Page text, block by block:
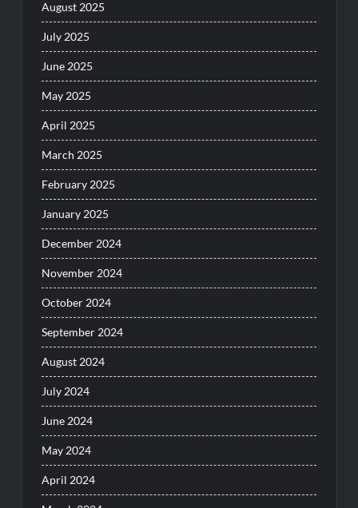
August 2025
July 2025
June 2025
May 2025
April 2025
March 2025
February 2025
January 2025
December 2024
November 2024
October 2024
September 2024
August 2024
July 2024
June 2024
May 2024
April 2024